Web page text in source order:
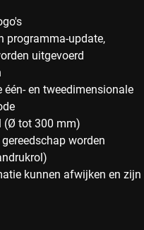
programma-update,
uitgevoerd
en tweedimensionale
(Ø tot 300 mm)
worden
kunnen afwijken en zijn